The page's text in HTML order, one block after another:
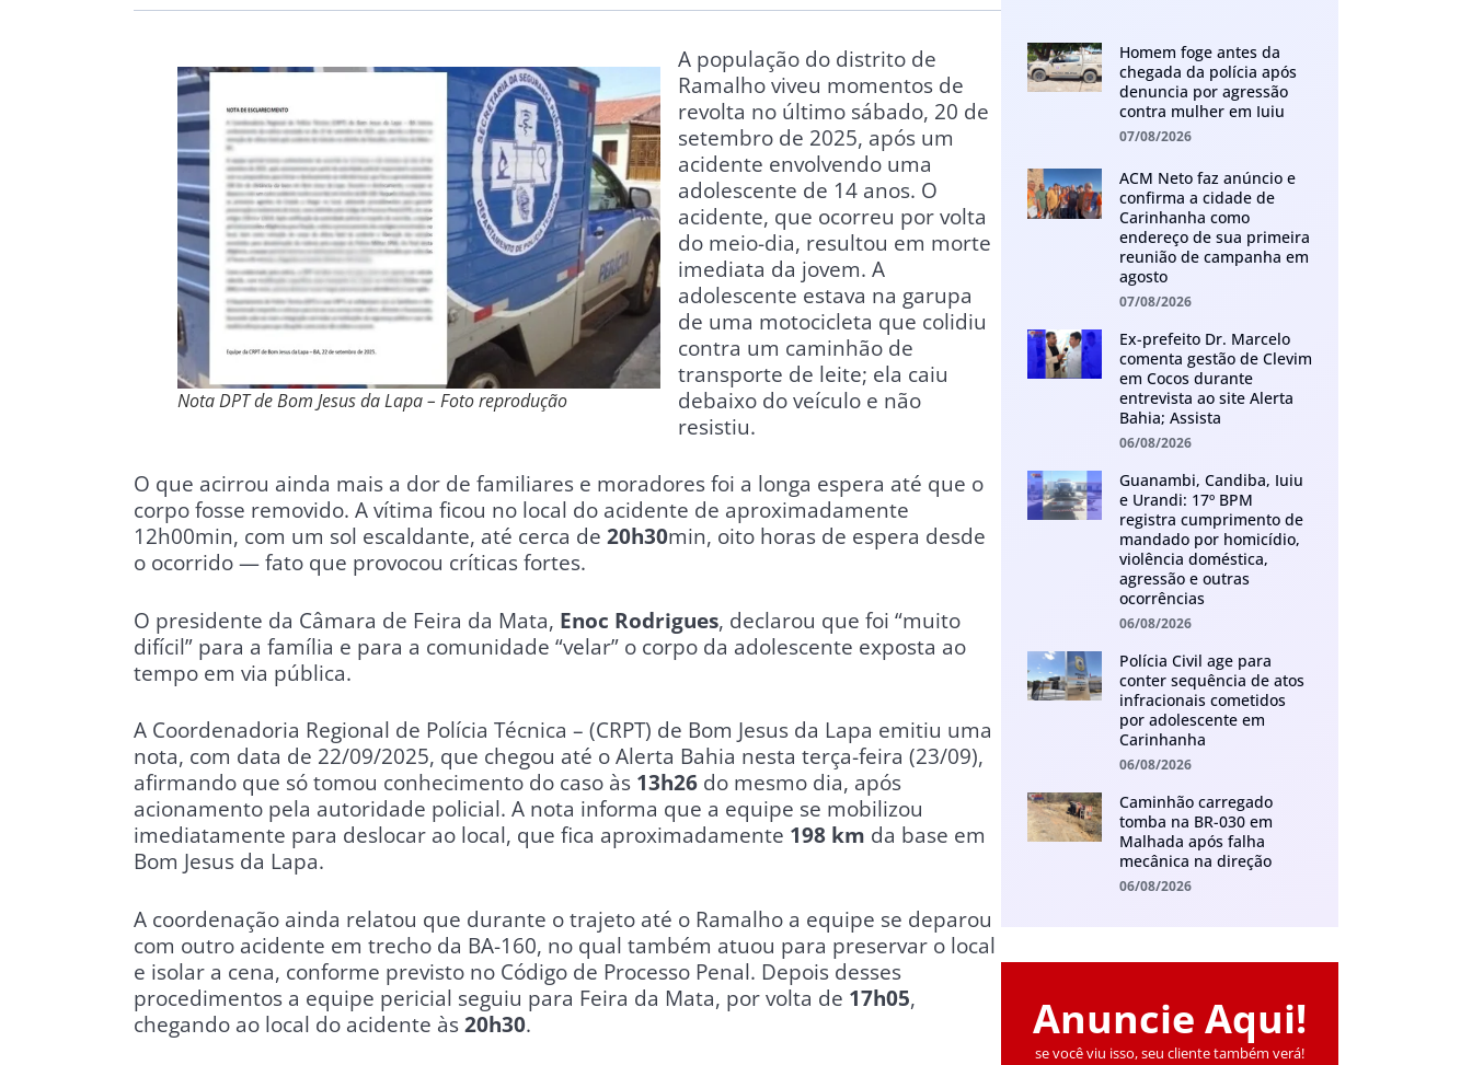
Nota DPT de Bom Jesus da Lapa – Foto reprodução
A população do distrito de
Ramalho viveu momentos de
revolta no último sábado, 20 de
setembro de 2025, após um
acidente envolvendo uma
adolescente de 14 anos. O
acidente, que ocorreu por volta
do meio-dia, resultou em morte
imediata da jovem. A
adolescente estava na garupa
de uma motocicleta que colidiu
contra um caminhão de
transporte de leite; ela caiu
debaixo do veículo e não
resistiu.
O que acirrou ainda mais a dor de familiares e moradores foi a longa espera até que o
corpo fosse removido. A vítima ficou no local do acidente de aproximadamente
12h00min, com um sol escaldante, até cerca de 20h30min, oito horas de espera desde
o ocorrido — fato que provocou críticas fortes.
O presidente da Câmara de Feira da Mata, Enoc Rodrigues, declarou que foi “muito
difícil” para a família e para a comunidade “velar” o corpo da adolescente exposta ao
tempo em via pública.
A Coordenadoria Regional de Polícia Técnica – (CRPT) de Bom Jesus da Lapa emitiu uma
nota, com data de 22/09/2025, que chegou até o Alerta Bahia nesta terça-feira (23/09),
afirmando que só tomou conhecimento do caso às 13h26 do mesmo dia, após
acionamento pela autoridade policial. A nota informa que a equipe se mobilizou
imediatamente para deslocar ao local, que fica aproximadamente 198 km da base em
Bom Jesus da Lapa.
A coordenação ainda relatou que durante o trajeto até o Ramalho a equipe se deparou
com outro acidente em trecho da BA-160, no qual também atuou para preservar o local
e isolar a cena, conforme previsto no Código de Processo Penal. Depois desses
procedimentos a equipe pericial seguiu para Feira da Mata, por volta de 17h05,
chegando ao local do acidente às20h30.
Homem foge antes da
chegada da polícia após
denuncia por agressão
contra mulher em Iuiu
07/08/2026
ACM Neto faz anúncio e
confirma a cidade de
Carinhanha como
endereço de sua primeira
reunião de campanha em
agosto
07/08/2026
Ex-prefeito Dr. Marcelo
comenta gestão de Clevim
em Cocos durante
entrevista ao site Alerta
Bahia; Assista
06/08/2026
Guanambi, Candiba, Iuiu
e Urandi: 17º BPM
registra cumprimento de
mandado por homicídio,
violência doméstica,
agressão e outras
ocorrências
06/08/2026
Polícia Civil age para
conter sequência de atos
infracionais cometidos
por adolescente em
Carinhanha
06/08/2026
Caminhão carregado
tomba na BR-030 em
Malhada após falha
mecânica na direção
06/08/2026
Anuncie Aqui!
se você viu isso, seu cliente também verá!